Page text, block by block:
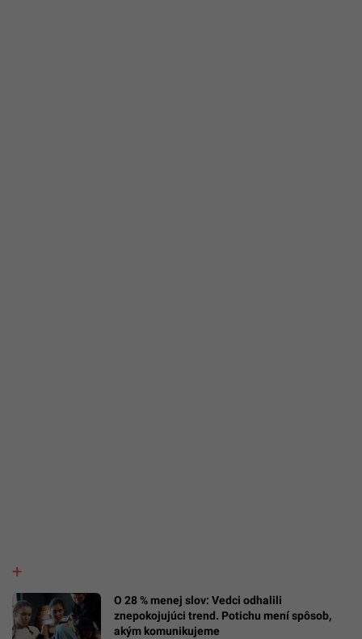
O 28 % menej slov: Vedci odhalili
znepokojujúci trend. Potichu mení spôsob,
akým komunikujeme